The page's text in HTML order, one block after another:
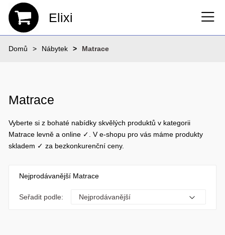
Elixi
Domů Nábytek Matrace
Matrace
Vyberte si z bohaté nabídky skvělých produktů v kategorii
Matrace levně a online ✓. V e-shopu pro vás máme produkty
skladem ✓ za bezkonkurenční ceny.
Nejprodávanější Matrace
Seřadit podle: